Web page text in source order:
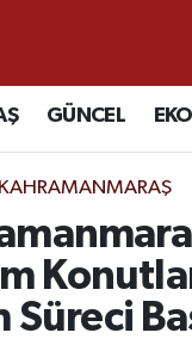
GÜNCEL
KAHRAMANMARAŞ
Süreci
Nöbetçi
Hava Durumu
Trafik
Durumu ve